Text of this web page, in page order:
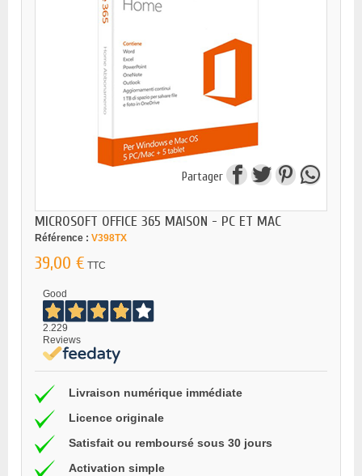
Partager
MICROSOFT OFFICE 365 MAISON - PC ET MAC
Référence : V398TX
39,00 € TTC
Good
2.229
Reviews
Livraison numérique immédiate
Licence originale
Satisfait ou remboursé sous 30 jours
Activation simple